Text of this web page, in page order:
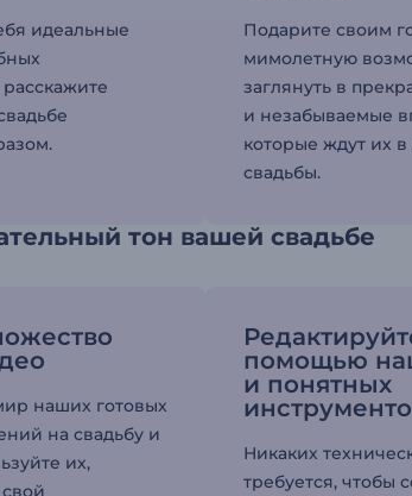
идеальные
Подарите своим
мимолетную
заглянуть в
и незабываемые
которые ждут их
свадьбы.
тон вашей свадьбе
наших готовых
на свадьбу и
их,
помощью
и понятных
Никаких
требуется, чтобы